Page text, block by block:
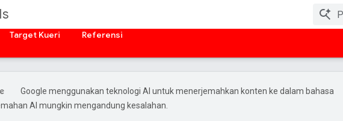
Target Kueri Referensi
Google menggunakan teknologi AI untuk menerjemahkan konten ke dalam bahasa
AI mungkin mengandung kesalahan.